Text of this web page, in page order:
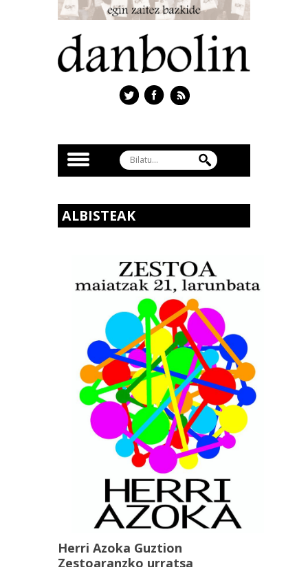
ALBISTEAK
Herri Azoka Guztion
Zestoaranzko urratsa